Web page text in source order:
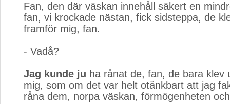
Fan, den där väskan innehåll säkert en
fan, vi krockade nästan, fick sidsteppa, de
framför mig, fan.
- Vadå?
Jag kunde ju ha rånat de, fan, de bara klev
mig, som om det var helt otänkbart att jag
råna dem, norpa väskan, förmögenheten